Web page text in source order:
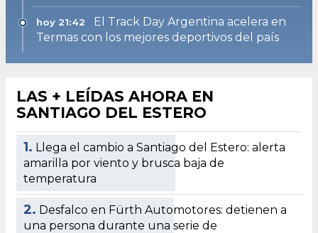
hoy 21:42
El Track Day Argentina acelera en
Termas con los mejores deportivos del país
LAS + LEÍDAS AHORA EN
SANTIAGO DEL ESTERO
1. Llega el cambio a Santiago del Estero: alerta
amarilla por viento y brusca baja de
temperatura
2. Desfalco en Fürth Automotores: detienen a
una persona durante una serie de